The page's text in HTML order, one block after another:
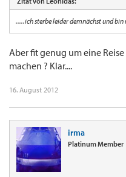
.....ich sterbe leider demnächst und
Aber fit genug um eine
machen ? Klar....
16. August 2012
irma
Platinum Member